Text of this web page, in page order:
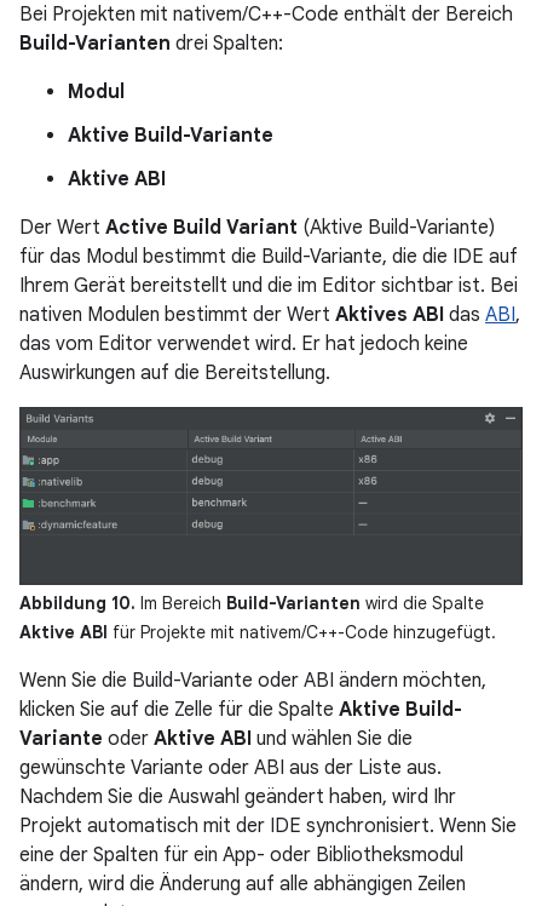
Bei Projekten mit nativem/C++-Code enthält der Bereich
Build-Varianten drei Spalten:
Modul
Aktive Build-Variante
Aktive ABI
Der Wert Active Build Variant (Aktive Build-Variante)
für das Modul bestimmt die Build-Variante, die die IDE auf
Ihrem Gerät bereitstellt und die im Editor sichtbar ist. Bei
nativen Modulen bestimmt der Wert Aktives ABI das ABI,
das vom Editor verwendet wird. Er hat jedoch keine
Auswirkungen auf die Bereitstellung.
Abbildung 10. Im Bereich Build-Varianten wird die Spalte
Aktive ABI für Projekte mit nativem/C++-Code hinzugefügt.
Wenn Sie die Build-Variante oder ABI ändern möchten,
klicken Sie auf die Zelle für die Spalte Aktive Build-
Variante oder Aktive ABI und wählen Sie die
gewünschte Variante oder ABI aus der Liste aus.
Nachdem Sie die Auswahl geändert haben, wird Ihr
Projekt automatisch mit der IDE synchronisiert. Wenn Sie
eine der Spalten für ein App- oder Bibliotheksmodul
ändern, wird die Änderung auf alle abhängigen Zeilen